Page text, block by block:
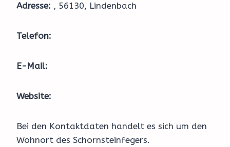
Adresse: , 56130, Lindenbach
Telefon:
E-Mail:
Website:
Bei den Kontaktdaten handelt es sich um den
Wohnort des Schornsteinfegers.